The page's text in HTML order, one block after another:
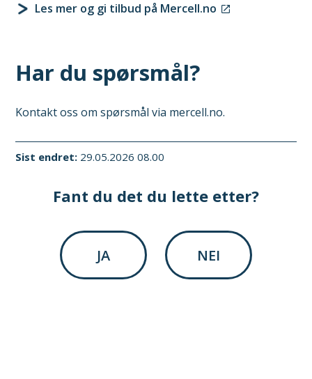
Les mer og gi tilbud på Mercell.no
Har du spørsmål?
Kontakt oss om spørsmål via mercell.no.
Sist endret 29.05.2026 08.00
Fant du det du lette etter?
JA NEI